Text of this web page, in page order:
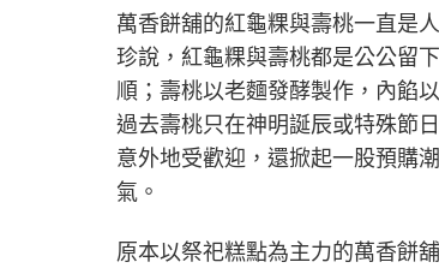
萬香餅舖的紅龜粿與壽桃一直是
珍說，紅龜粿與壽桃都是公公留
順；壽桃以老麵發酵製作，內餡
過去壽桃只在神明誕辰或特殊節
意外地受歡迎，還掀起一股預購
氣。
原本以祭祀糕點為主力的萬香餅